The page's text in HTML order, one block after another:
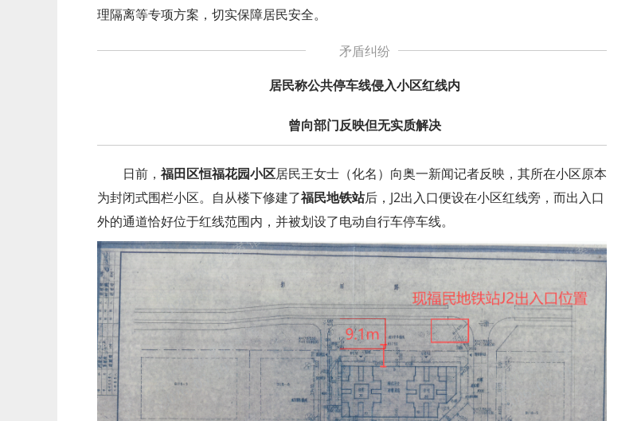
理隔离等专项方案，切实保障居民安全。
矛盾纠纷
居民称公共停车线侵入小区红线内
曾向部门反映但无实质解决
日前， 福田区恒福花园小区居民王女士（化名）向奥一新闻记者反映，其所在小区原本
为封闭式围栏小区。自从楼下修建了福民地铁站后，J2出入口便设在小区红线旁，而出入口
外的通道恰好位于红线范围内，并被划设了电动自行车停车线。